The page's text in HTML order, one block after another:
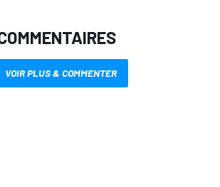
VOIR PLUS & COMMENTER